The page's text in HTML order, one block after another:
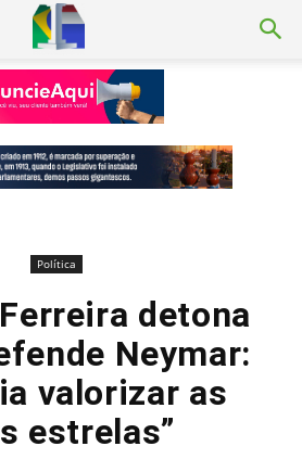
Política
detona
Neymar:
valorizar as
estrelas”